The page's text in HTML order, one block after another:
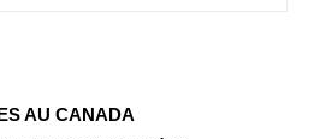
AU CANADA